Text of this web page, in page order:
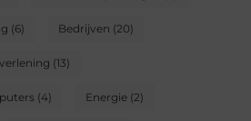
(6) Bedrijven (20)
(13)
(4) Energie(2)